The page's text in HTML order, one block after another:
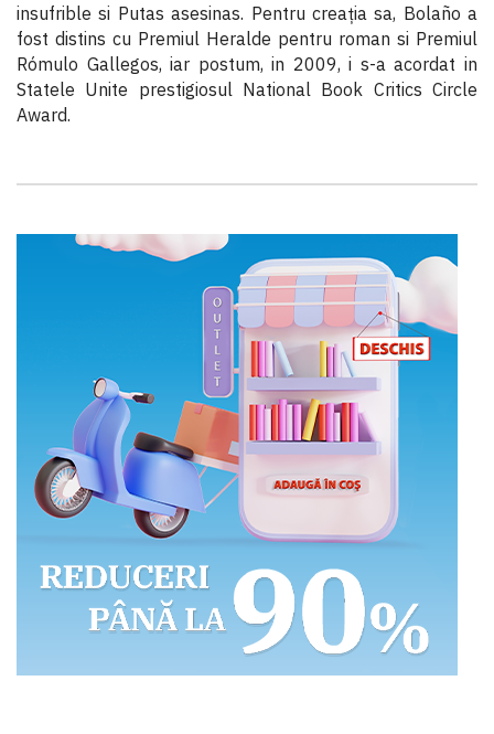
insufrible si Putas asesinas. Pentru creaţia sa, Bolaño a
fost distins cu Premiul Heralde pentru roman si Premiul
Rómulo Gallegos, iar postum, in 2009, i s-a acordat in
Statele Unite prestigiosul National Book Critics Circle
Award.